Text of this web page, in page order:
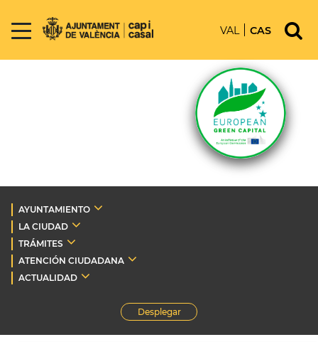
VAL CAS
AYUNTAMIENTO
LA CIUDAD
TRÁMITES
ATENCIÓN CIUDADANA
ACTUALIDAD
Desplegar